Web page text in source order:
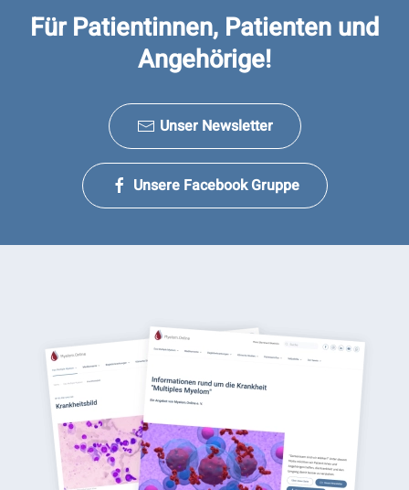
Für Patientinnen, Patienten und
Angehörige!
Unser Newsletter
Unsere Facebook Gruppe